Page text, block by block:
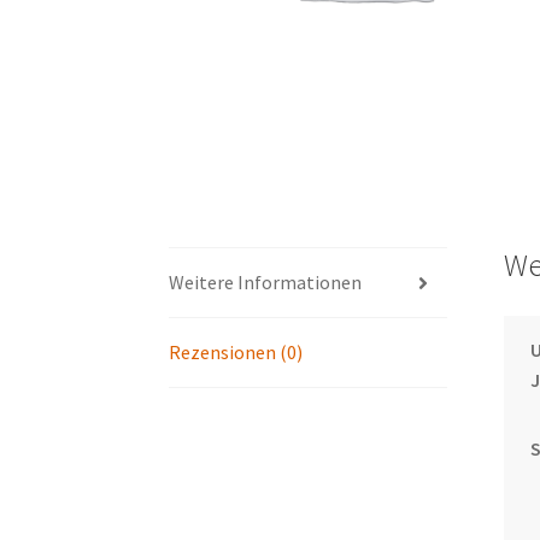
Weitere Informationen
Rezensionen (0)